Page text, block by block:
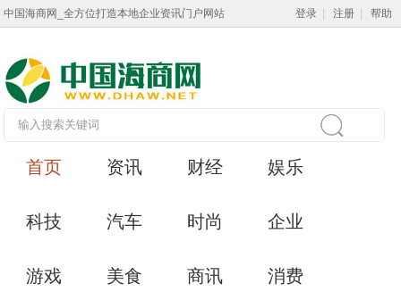
中国海商网_全方位打造本地企业资讯门户网站 登录 注册 帮助
首页 资讯 财经 娱乐
科技 汽车 时尚 企业
游戏 美食 商讯 消费